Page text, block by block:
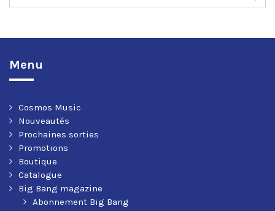
Menu
Cosmos Music
Nouveautés
Prochaines sorties
Promotions
Boutique
Catalogue
Big Bang magazine
Abonnement Big Bang